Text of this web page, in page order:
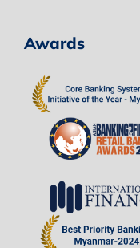
Awards